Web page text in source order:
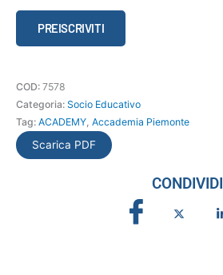
disegno
infantile
quantità
PREISCRIVITI
COD: 7578
Categoria: Socio Educativo
Tag: ACADEMY, Accademia Piemonte
Scarica PDF
CONDIVIDI